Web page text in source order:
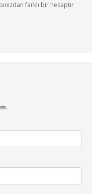
farklı bir hesaptır